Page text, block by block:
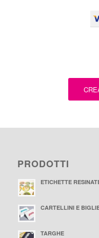
PRODOTTI
ETICHETTE
CARTELLINI E
TARGHE